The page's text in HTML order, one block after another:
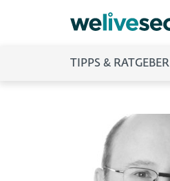
TIPPS & RATGEBER